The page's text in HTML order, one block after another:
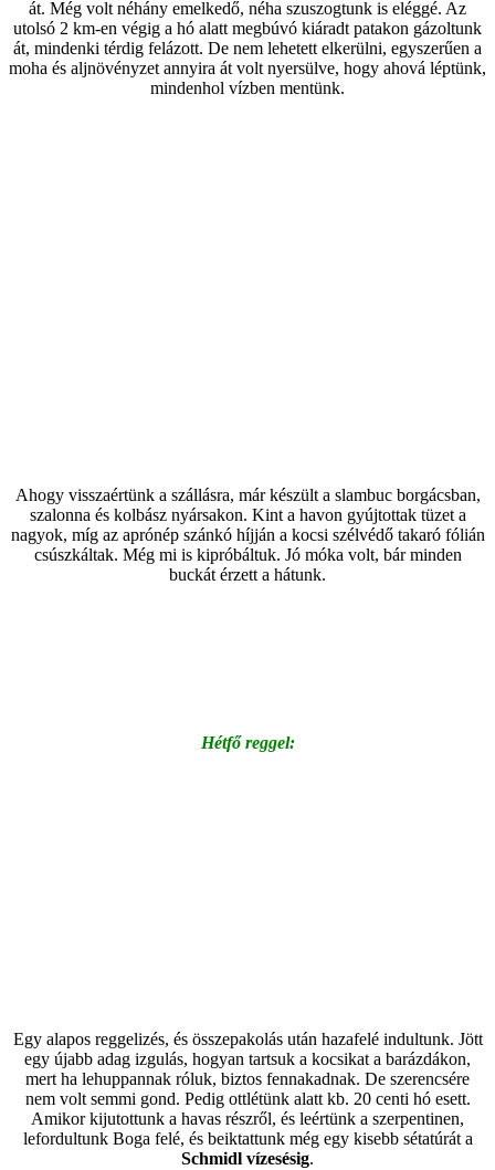
át. Még volt néhány emelkedő, néha szuszogtunk is eléggé. Az
utolsó 2 km-en végig a hó alatt megbúvó kiáradt patakon gázoltunk
át, mindenki térdig felázott. De nem lehetett elkerülni, egyszerűen a
moha és aljnövényzet annyira át volt nyersülve, hogy ahová léptünk,
mindenhol vízben mentünk.
Ahogy visszaértünk a szállásra, már készült a slambuc borgácsban,
szalonna és kolbász nyársakon. Kint a havon gyújtottak tüzet a
nagyok, míg az aprónép szánkó híjján a kocsi szélvédő takaró fólián
csúszkáltak. Még mi is kipróbáltuk. Jó móka volt, bár minden
buckát érzett a hátunk.
Hétfő reggel:
Egy alapos reggelizés, és összepakolás után hazafelé indultunk. Jött
egy újabb adag izgulás, hogyan tartsuk a kocsikat a barázdákon,
mert ha lehuppannak róluk, biztos fennakadnak. De szerencsére
nem volt semmi gond. Pedig ottlétünk alatt kb. 20 centi hó esett.
Amikor kijutottunk a havas részről, és leértünk a szerpentinen,
lefordultunk Boga felé, és beiktattunk még egy kisebb sétatúrát a
Schmidl vízesésig.